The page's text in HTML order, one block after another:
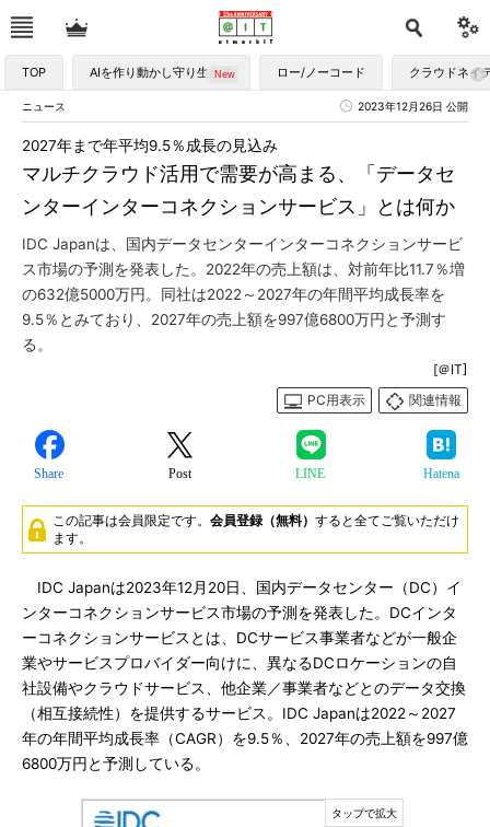
TOP AIを作り動かし守り生かす ロー/ノーコード クラウドネイ
ニュース 2023年12月26日 公開
マルチクラウド活用で需要が高まる、「データセ
ンターインターコネクションサービス」とは何か
2027年まで年平均9.5％成長の見込み
IDC Japanは、国内データセンターインターコネクションサービ
ス市場の予測を発表した。2022年の売上額は、対前年比11.7％増
の632億5000万円。同社は2022～2027年の年間平均成長率を
9.5％とみており、2027年の売上額を997億6800万円と予測す
る。
[＠IT]
PC用表示
関連情報
Share Post LINE Hatena
この記事は会員限定です。 会員登録（無料） すると全てご覧いただけ
ます。
IDC Japanは2023年12月20日、国内データセンター（DC）イ
ンターコネクションサービス市場の予測を発表した。DCインタ
ーコネクションサービスとは、DCサービス事業者などが一般企
業やサービスプロバイダー向けに、異なるDCロケーションの自
社設備やクラウドサービス、他企業／事業者などとのデータ交換
（相互接続性）を提供するサービス。IDC Japanは2022～2027
年の年間平均成長率（CAGR）を9.5％、2027年の売上額を997億
6800万円と予測している。